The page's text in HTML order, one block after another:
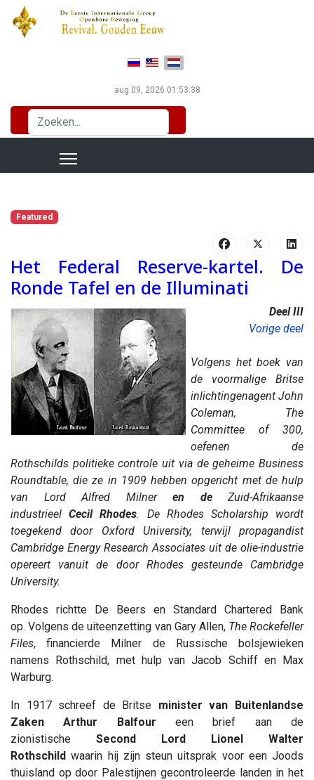
Selecteer de taal
aug 09, 2026 01:53:39
Zoeken...
Featured
Het Federal Reserve-kartel. De
Ronde Tafel en de Illuminati
Deel III
Vorige deel
Volgens het boek van
de voormalige Britse
inlichtingenagent John
Coleman, The
Committee of 300,
oefenen de
Rothschilds politieke controle uit via de geheime Business
Roundtable, die ze in 1909 hebben opgericht met de hulp
van Lord Alfred Milner en deZuid-Afrikaanse
industrieelCecil Rhodes. De Rhodes Scholarship wordt
toegekend door Oxford University, terwijl propagandist
Cambridge Energy Research Associates uit de olie-industrie
opereert vanuit de door Rhodes gesteunde Cambridge
University.
Rhodes richtte De Beers en Standard Chartered Bank
op. Volgens de uiteenzetting van Gary Allen, The Rockefeller
Files, financierde Milner de Russische bolsjewieken
namens Rothschild, met hulp van Jacob Schiff en Max
Warburg.
In 1917 schreef de Britse minister van Buitenlandse
Zaken Arthur Balfour een brief aan de
zionistische Second Lord Lionel Walter
Rothschild waarin hij zijn steun uitsprak voor een Joods
thuisland op door Palestijnen gecontroleerde landen in het